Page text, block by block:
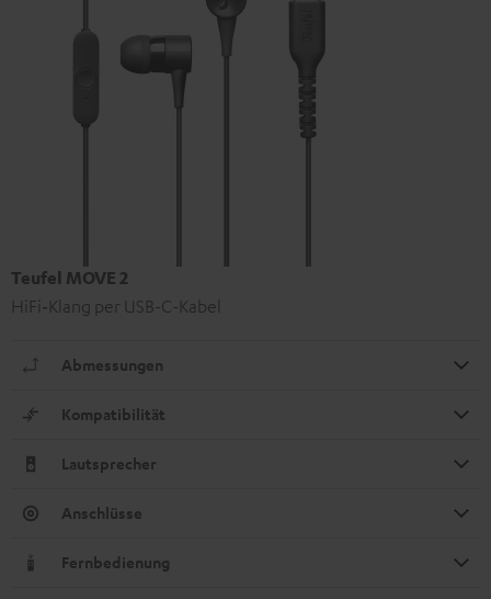
Teufel MOVE 2
HiFi‑Klang per USB-C-Kabel
Abmessungen
Kompatibilität
Lautsprecher
Anschlüsse
Fernbedienung